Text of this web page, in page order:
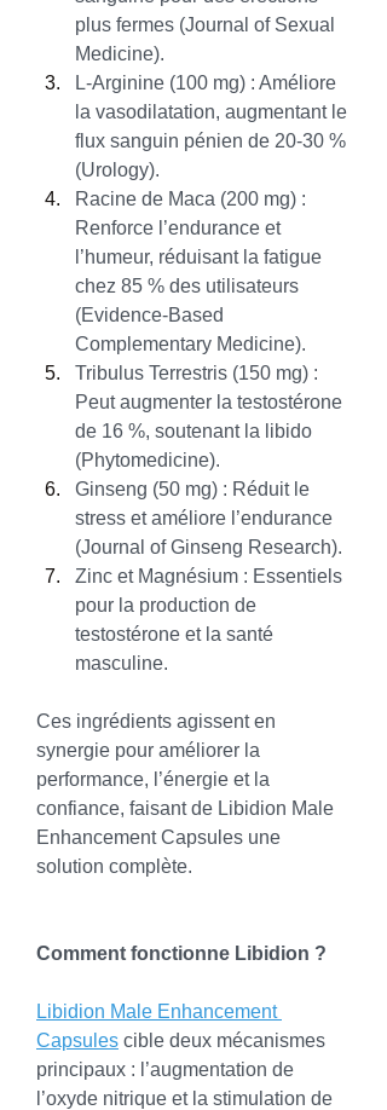
plus fermes (Journal of Sexual
Medicine).
L-Arginine (100 mg) : Améliore
la vasodilatation, augmentant le
flux sanguin pénien de 20-30 %
(Urology).
Racine de Maca (200 mg) :
Renforce l’endurance et
l’humeur, réduisant la fatigue
chez 85 % des utilisateurs
(Evidence-Based
Complementary Medicine).
Tribulus Terrestris (150 mg) :
Peut augmenter la testostérone
de 16 %, soutenant la libido
(Phytomedicine).
Ginseng (50 mg) : Réduit le
stress et améliore l’endurance
(Journal of Ginseng Research).
Zinc et Magnésium : Essentiels
pour la production de
testostérone et la santé
masculine.
Ces ingrédients agissent en
synergie pour améliorer la
performance, l’énergie et la
confiance, faisant de Libidion Male
Enhancement Capsules une
solution complète.
Comment fonctionne Libidion ?
Libidion Male Enhancement
Capsules cible deux mécanismes
principaux : l’augmentation de
l’oxyde nitrique et la stimulation de